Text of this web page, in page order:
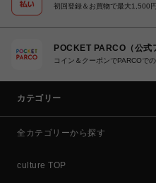
初回登録＆お買物で最大1,500
POCKET PARCO（公式
コイン＆クーポンでPARCOで
カテゴリー
全カテゴリーから探す
culture TOP